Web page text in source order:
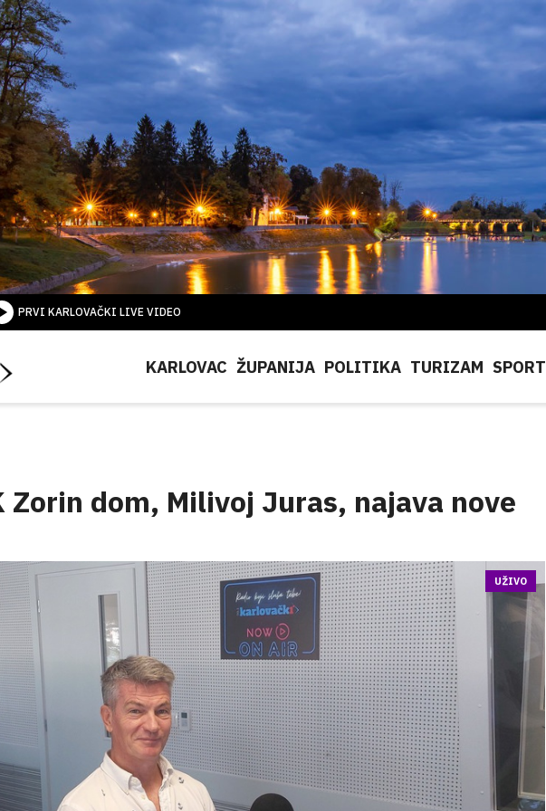
PRVI KARLOVAČKI LIVE VIDEO
KARLOVAC ŽUPANIJA POLITIKA TURIZAM SPORT
Zorin dom, Milivoj Juras, najava nove
UŽIVO